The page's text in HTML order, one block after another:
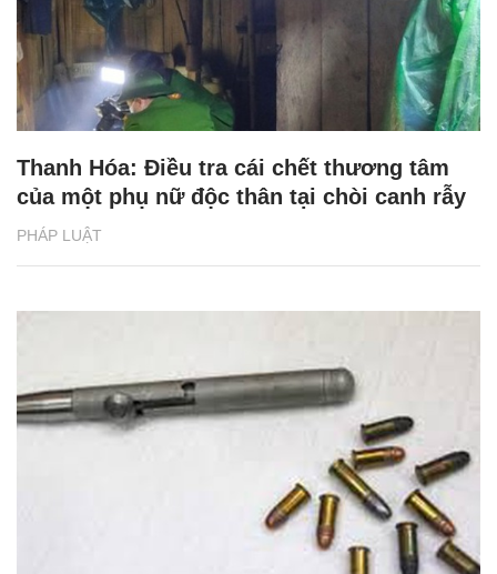
PHÁP LUẬT
Thanh Hóa: Điều tra cái chết thương tâm
của một phụ nữ độc thân tại chòi canh rẫy